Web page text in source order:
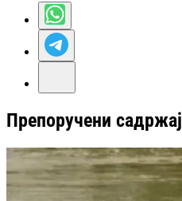
Препоручени садржај